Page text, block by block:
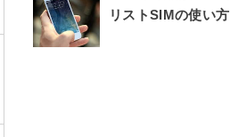
リストSIMの使い方